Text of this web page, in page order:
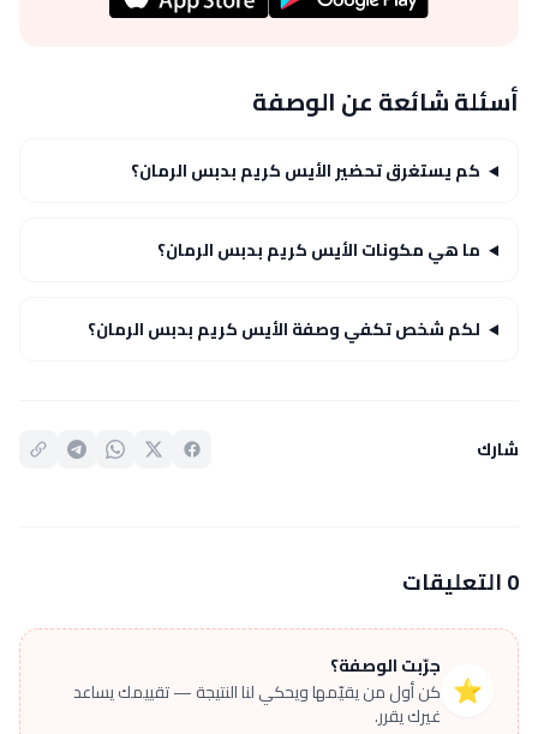
أسئلة شائعة عن الوصفة
كم يستغرق تحضير الأيس كريم بدبس الرمان؟
ما هي مكونات الأيس كريم بدبس الرمان؟
لكم شخص تكفي وصفة الأيس كريم بدبس الرمان؟
شارك
0 التعليقات
⭐
جرّبت الوصفة؟
كن أول من يقيّمها ويحكي لنا النتيجة — تقييمك يساعد
غيرك يقرر.